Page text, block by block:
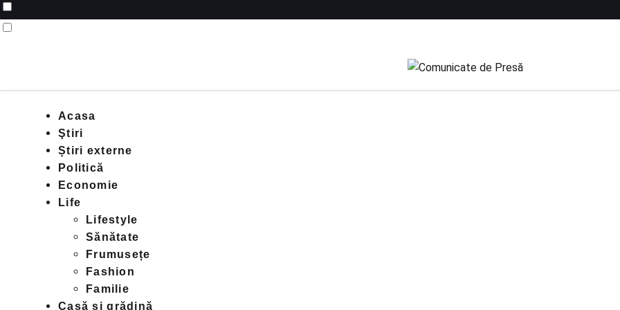
Acasa
Ştiri
Știri externe
Politică
Economie
Life
Lifestyle
Sănătate
Frumusețe
Fashion
Familie
Casă și grădină